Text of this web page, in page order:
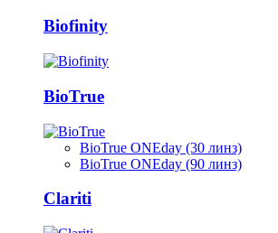
Biofinity
BioTrue
BioTrue ONEday (30 линз)
BioTrue ONEday (90 линз)
Clariti